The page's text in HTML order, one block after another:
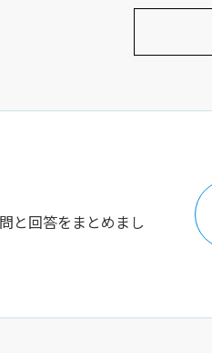
と回答をまとめまし